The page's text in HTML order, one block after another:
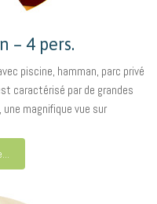
– 4 pers.
piscine, hamman, parc privé
caractérisé par de grandes
magnifique vue sur